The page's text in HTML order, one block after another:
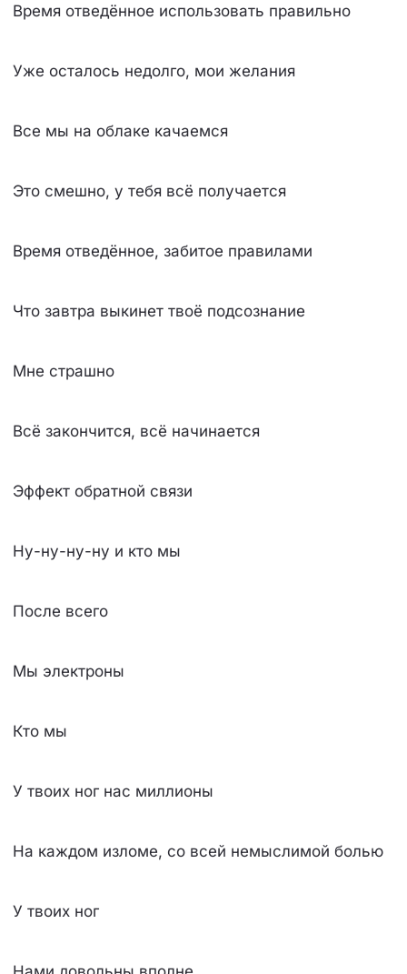
Время отведённое использовать правильно
Уже осталось недолго, мои желания
Все мы на облаке качаемся
Это смешно, у тебя всё получается
Время отведённое, забитое правилами
Что завтра выкинет твоё подсознание
Мне страшно
Всё закончится, всё начинается
Эффект обратной связи
Ну-ну-ну-ну и кто мы
После всего
Мы электроны
Кто мы
У твоих ног нас миллионы
На каждом изломе, со всей немыслимой болью
У твоих ног